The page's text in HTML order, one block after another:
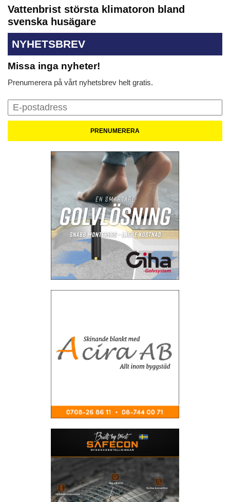
Vattenbrist största klimatoron bland
svenska husägare
NYHETSBREV
Missa inga nyheter!
Prenumerera på vårt nyhetsbrev helt gratis.